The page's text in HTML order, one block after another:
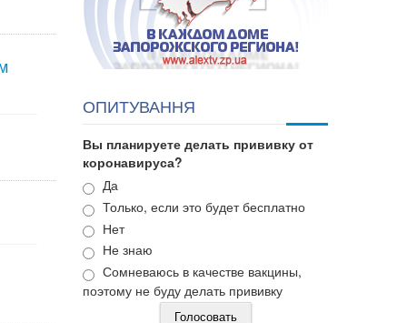
ОПИТУВАННЯ
Вы планируете делать прививку от
коронавируса?
Варианты
Да
Только, если это будет бесплатно
Нет
Не знаю
Сомневаюсь в качестве вакцины,
поэтому не буду делать прививку